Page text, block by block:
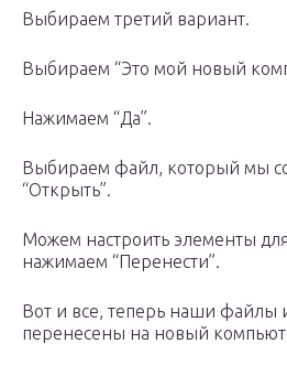
Выбираем третий вариант.
Выбираем “Это мой новый
Нажимаем “Да”.
Выбираем файл, который мы
“Открыть”.
Можем настроить элементы
нажимаем “Перенести”.
Вот и все, теперь наши файлы
перенесены на новый